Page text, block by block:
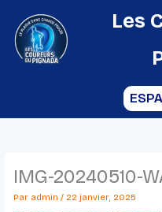
contenu
Les
IMG-20240510-
Par admin / 22 janvier, 2025